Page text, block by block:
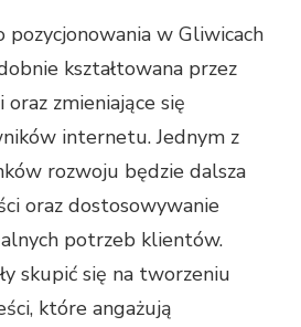
pozycjonowania w Gliwicach
kształtowana przez
zmieniające się
internetu. Jednym z
rozwoju będzie dalsza
oraz dostosowywanie
potrzeb klientów.
skupić się na tworzeniu
które angażują